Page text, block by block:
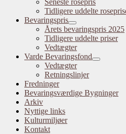
Seneste rosepris
Tidligere uddelte
Bevaringspris
Årets bevaringspris 2025
Tidligere uddelte priser
Vedtægter
Varde Bevaringsfond
Vedtægter
Retningslinjer
Fredninger
Bevaringsværdige Bygninger
Arkiv
Nyttige links
Kulturmiljøer
Kontakt